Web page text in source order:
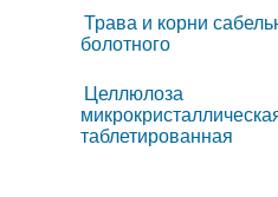
Трава и корни
болотного
Целлюлоза
таблетированная